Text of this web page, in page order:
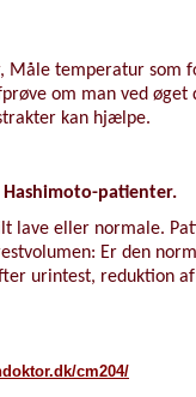
Måle temperatur som
om man ved
kan hjælpe.
patienter.
lave eller normale.
Er den
urintest, reduktion
cm204/